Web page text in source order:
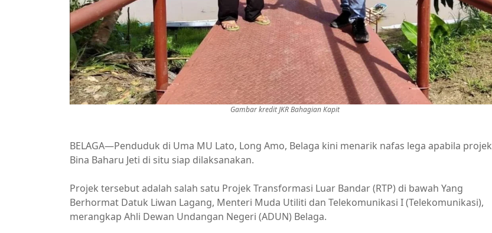
Gambar kredit JKR Bahagian Kapit
BELAGA—Penduduk di Uma MU Lato, Long Amo, Belaga kini menarik nafas lega apabila projek
Bina Baharu Jeti di situ siap dilaksanakan.
Projek tersebut adalah salah satu Projek Transformasi Luar Bandar (RTP) di bawah Yang
Berhormat Datuk Liwan Lagang, Menteri Muda Utiliti dan Telekomunikasi I (Telekomunikasi),
merangkap Ahli Dewan Undangan Negeri (ADUN) Belaga.